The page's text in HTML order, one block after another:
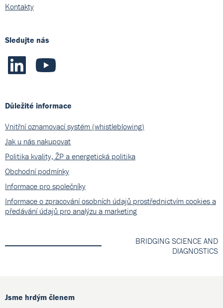
Kontakty
Sledujte nás
Důležité informace
Vnitřní oznamovací systém (whistleblowing)
Jak u nás nakupovat
Politika kvality, ŽP a energetická politika
Obchodní podmínky
Informace pro společníky
Informace o zpracování osobních údajů prostřednictvím cookies a
předávání údajů pro analýzu a marketing
BRIDGING SCIENCE AND
DIAGNOSTICS
Jsme hrdým členem